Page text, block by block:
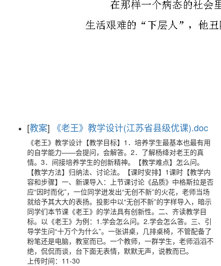
[教案] 《老王》教学设计(江苏省县级优课).doc
《老王》教学设计【教学目标】1．培养学生最基本也最有用
的自学能力——会提问，会解答。2．了解杨绛对老王的真
情。3．间接培养学生的创新精神。【教学难点】怎么问。
【教学方法】归纳法、讨论法。【课时安排】1课时【教学内
容和步骤】一、新课导入：上节课讨论《品质》中格斯拉是否
应“因时而化”，一位同学迸发出“无创不新”的火花，老师当场
就给予其大大的表扬。投影中以“无创不新”的字样导入，暗示
同学们本节课《老王》的学法具有创新性。二、齐读教学目
标。以《老王》为例：1.学会怎么问。2.学会怎么答。三、引
导学生问“十万个为什么”。一张讲桌，几排桌椅，不管配备了
粉笔还是电脑，教室而已。一个教师，一群学生，老师滔滔不
绝，侃侃而谈，台下面无表情，默默无声，说教而已。
上传时间：11-30